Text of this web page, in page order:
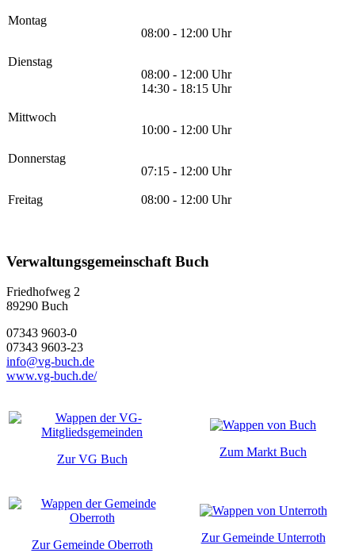
Montag
08:00 - 12:00 Uhr
Dienstag
08:00 - 12:00 Uhr
14:30 - 18:15 Uhr
Mittwoch
10:00 - 12:00 Uhr
Donnerstag
07:15 - 12:00 Uhr
Freitag 08:00 - 12:00 Uhr
Verwaltungsgemeinschaft Buch
Friedhofweg 2
89290 Buch
07343 9603-0
07343 9603-23
info@vg-buch.de
www.vg-buch.de/
Zur VG Buch
Zum Markt Buch
Zur Gemeinde Oberroth
Zur Gemeinde Unterroth